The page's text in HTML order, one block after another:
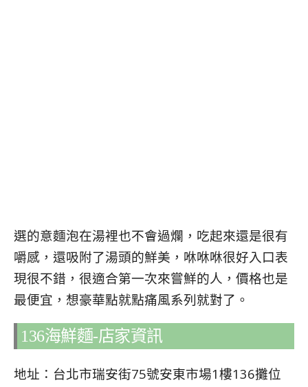
選的意麵泡在湯裡也不會過爛，吃起來還是很有
嚼感，還吸附了湯頭的鮮美，咻咻咻很好入口表
現很不錯，很適合第一次來嘗鮮的人，價格也是
最便宜，想豪華點就點痛風系列就對了。
136海鮮麵-店家資訊
地址：台北市瑞安街75號安東市場1樓136攤位